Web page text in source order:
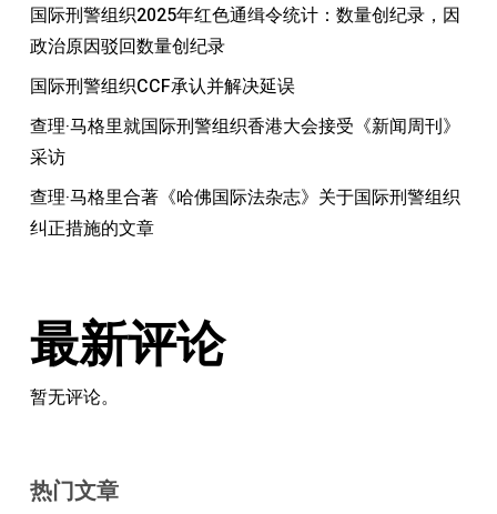
国际刑警组织2025年红色通缉令统计：数量创纪录，因
政治原因驳回数量创纪录
国际刑警组织CCF承认并解决延误
查理·马格里就国际刑警组织香港大会接受《新闻周刊》
采访
查理·马格里合著《哈佛国际法杂志》关于国际刑警组织
纠正措施的文章
最新评论
暂无评论。
热门文章